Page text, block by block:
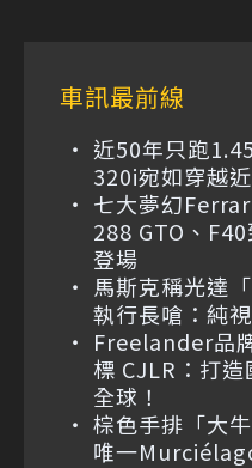
車訊最前線
近50年只跑
320i宛如穿越
七大夢幻
288 GTO、
登場
馬斯克稱光達
執行長嗆：純
Freelander品
標 CJLR：打
全球！
棕色手排「大
唯一